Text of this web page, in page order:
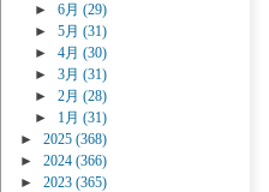
►
6月 (29)
►
5月 (31)
►
4月 (30)
►
3月 (31)
►
2月 (28)
►
1月 (31)
►
2025 (368)
►
2024 (366)
►
2023 (365)